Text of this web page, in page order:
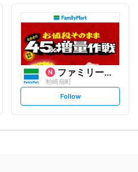
o
ファミリーマート
柏崎扇町
s
t
Follow